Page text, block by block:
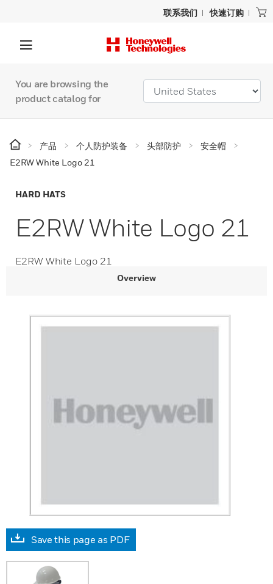
联系我们 快速订购
You are browsing the
product catalog for
产品 个人防护装备 头部防护
安全帽
E2RW White Logo 21
HARD HATS
E2RW White Logo 21
E2RW White Logo 21
Overview
Save this page as PDF